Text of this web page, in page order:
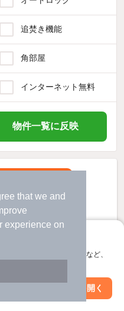
that we and
experience on
クお部屋探し
プ検索やお気に入り保存など、
アプリを開く
追焚き機能
角部屋
インターネット無料
物件一覧に反映
絞り込み条件を変更